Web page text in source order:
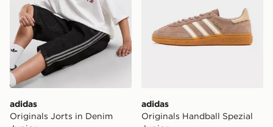
adidas
Originals Jorts in Denim
adidas
Originals Handball Spezial